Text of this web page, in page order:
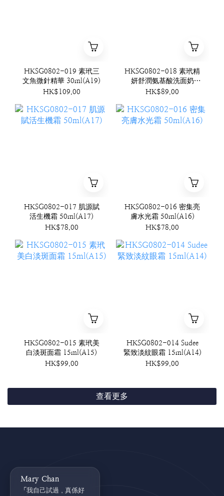
HKSG0802-019 素玳三
文魚微針精華 30ml(A19)
HK$109.00
HKSG0802-018 素玳精
妍舒潤氨基酸洗面奶
120ml(A18)
HK$89.00
HKSG0802-017 肌源賦
活生機霜 50ml(A17)
HK$78.00
HKSG0802-016 密集亮
膚水光霜 50ml(A16)
HK$78.00
HKSG0802-015 素玳美
白淡斑面霜 15ml(A15)
HK$99.00
HKSG0802-014 Sudee
緊致淡紋眼霜 15ml(A14)
HK$99.00
查看更多
Mary Chan
「我自己試過，真係好